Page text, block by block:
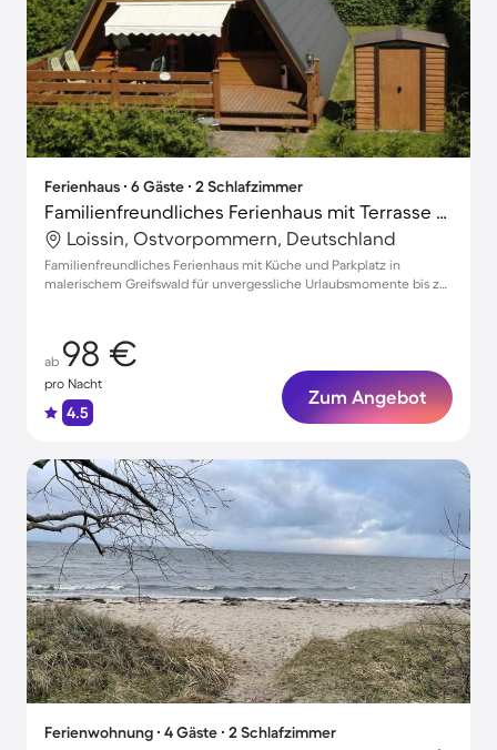
Ferienhaus ∙ 6 Gäste ∙ 2 Schlafzimmer
Familienfreundliches Ferienhaus mit Terrasse und Grill
Loissin, Ostvorpommern, Deutschland
Familienfreundliches Ferienhaus mit Küche und Parkplatz in
malerischem Greifswald für unvergessliche Urlaubsmomente bis zu
ab 98 €
pro Nacht
4.5
Zum Angebot
Ferienwohnung ∙ 4 Gäste ∙ 2 Schlafzimmer